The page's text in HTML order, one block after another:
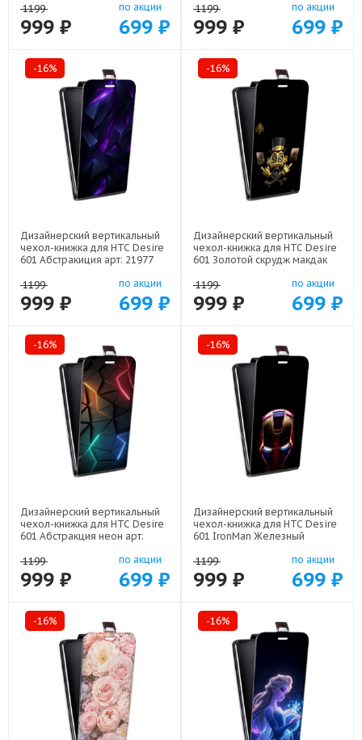
1199
999 ₽
по акции
699 ₽
1199
999 ₽
по акции
699 ₽
-16%
Дизайнерский вертикальный
чехол-книжка для HTC Desire
601 Абстракиция арт: 21977
1199
999 ₽
по акции
699 ₽
-16%
Дизайнерский вертикальный
чехол-книжка для HTC Desire
601 Золотой скрудж макдак
1199
999 ₽
по акции
699 ₽
-16%
Дизайнерский вертикальный
чехол-книжка для HTC Desire
601 Абстракция неон арт:
1199
999 ₽
по акции
699 ₽
-16%
Дизайнерский вертикальный
чехол-книжка для HTC Desire
601 IronMan Железный
1199
999 ₽
по акции
699 ₽
-16% -16%